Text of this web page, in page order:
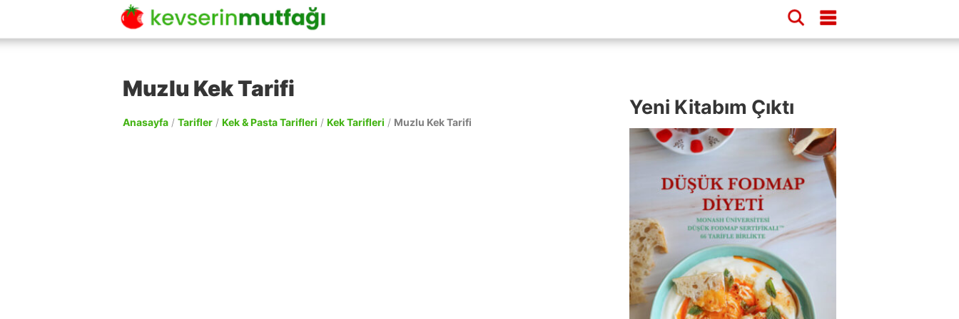
Muzlu Kek Tarifi
Anasayfa / Tarifler / Kek & Pasta Tarifleri / Kek Tarifleri / Muzlu Kek Tarifi
Yeni Kitabım Çıktı